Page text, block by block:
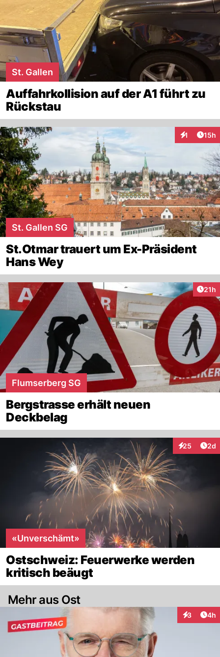
St. Gallen
Auffahrkollision auf der A1 führt zu
Rückstau
1 15h
St. Gallen SG
St.Otmar trauert um Ex-Präsident
Hans Wey
21h
Flumserberg SG
Bergstrasse erhält neuen
Deckbelag
25
Interaktionen
2d
«Unverschämt»
Ostschweiz: Feuerwerke werden
kritisch beäugt
Mehr aus Ost
3 4h